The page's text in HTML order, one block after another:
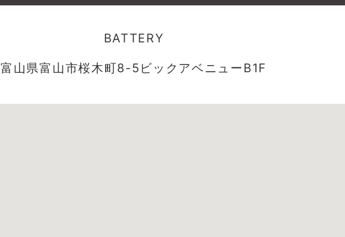
BATTERY
富山県富山市桜木町8-5ビックアベニューB1F